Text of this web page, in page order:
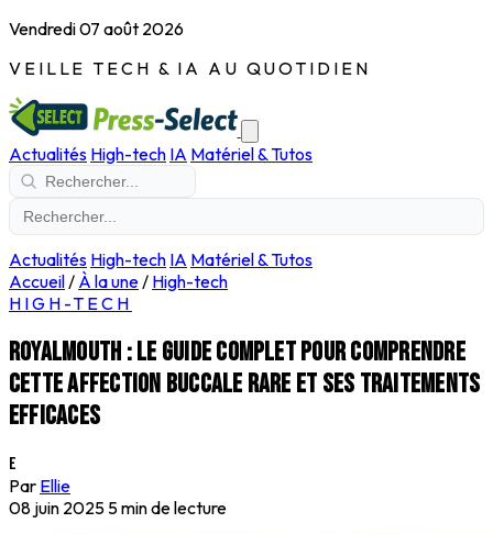
Vendredi 07 août 2026
VEILLE TECH & IA AU QUOTIDIEN
Actualités High-tech IA Matériel & Tutos
Actualités High-tech IA Matériel & Tutos
Accueil/ À la une/ High-tech
HIGH-TECH
Royalmouth : le guide complet pour comprendre
cette affection buccale rare et ses traitements
efficaces
E
Par Ellie
08 juin 2025 5 min de lecture